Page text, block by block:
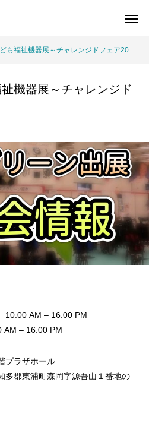
も福祉機器展～チャレンジドフェア2023～
祉機器展～チャレンジド
10:00 AM – 16:00 PM
AM – 16:00 PM
プラザホール
多郡東浦町森岡字源吾山１番地の